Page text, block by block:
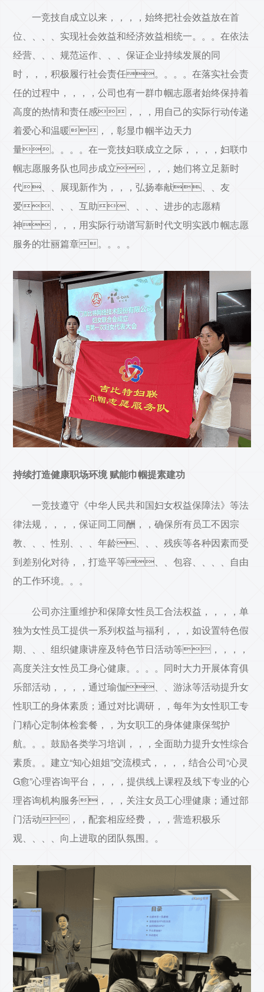
一竞技自成立以来，，，，始终把社会效益放在首
位、、、、实现社会效益和经济效益相统一。。。在依法
经营、、、规范运作、、、保证企业持续发展的同
时，，，积极履行社会责任。。。。在落实社会责
任的过程中，，，，公司也有一群巾帼志愿者始终保持着
高度的热情和责任感，，，用自己的实际行动传递
着爱心和温暖，，彰显巾帼半边天力
量。。。。在一竞技妇联成立之际，，，，妇联巾
帼志愿服务队也同步成立，，，她们将立足新时
代、、展现新作为，，，弘扬奉献、、友
爱、、、互助、、、、进步的志愿精
神，，，用实际行动谱写新时代文明实践巾帼志愿
服务的壮丽篇章。。。。
持续打造健康职场环境 赋能巾帼提素建功
一竞技遵守《中华人民共和国妇女权益保障法》等法
律法规，，，，保证同工同酬，，确保所有员工不因宗
教、、、性别、、、年龄、、、残疾等各种因素而受
到差别化对待，，打造平等、、包容、、、、自由
的工作环境。。。
公司亦注重维护和保障女性员工合法权益，，，，单
独为女性员工提供一系列权益与福利，，，如设置特色假
期、、、组织健康讲座及特色节日活动等，，，，
高度关注女性员工身心健康。。。。同时大力开展体育俱
乐部活动，，，，通过瑜伽、、游泳等活动提升女
性职工的身体素质；通过对比调研，，每年为女性职工专
门精心定制体检套餐，，为女职工的身体健康保驾护
航。。。鼓励各类学习培训，，，全面助力提升女性综合
素质。。建立“知心姐姐”交流模式，，，，结合公司“心灵
G愈”心理咨询平台，，，，提供线上课程及线下专业的心
理咨询机构服务，，，关注女员工心理健康；通过部
门活动，，配套相应经费，，，营造积极乐
观、、、、向上进取的团队氛围。。